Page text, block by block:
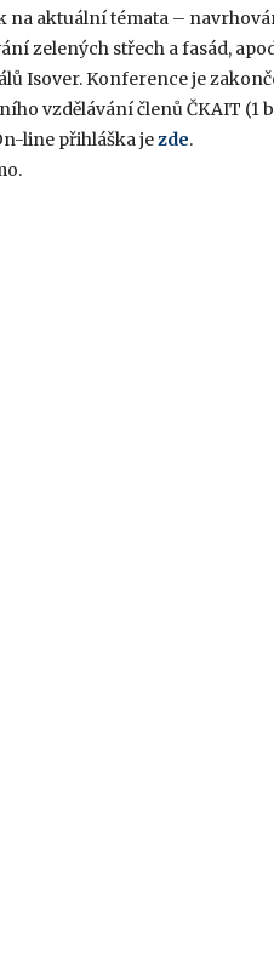
aktuální témata –
zelených střech a fasád,
Isover. Konference je
vzdělávání členů ČKAIT (1
line přihláška jezde.